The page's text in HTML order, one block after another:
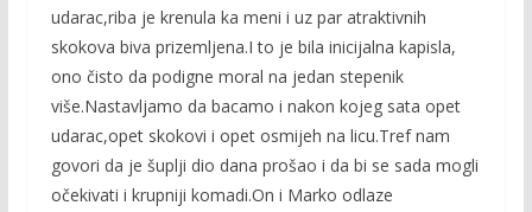
udarac,riba je krenula ka meni i uz par atraktivnih
skokova biva prizemljena.I to je bila inicijalna kapisla,
ono čisto da podigne moral na jedan stepenik
više.Nastavljamo da bacamo i nakon kojeg sata opet
udarac,opet skokovi i opet osmijeh na licu.Tref nam
govori da je šuplji dio dana prošao i da bi se sada mogli
očekivati i krupniji komadi.On i Marko odlaze